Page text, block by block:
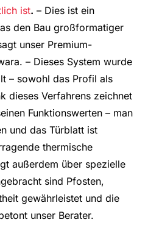
ist. – Dies ist ein
den Bau großformatiger
unser Premium-
– Dieses System wurde
– sowohl das Profil als
dieses Verfahrens zeichnet
Funktionswerten – man
und das Türblatt ist
thermische
außerdem über spezielle
sind Pfosten,
gewährleistet und die
unser Berater.